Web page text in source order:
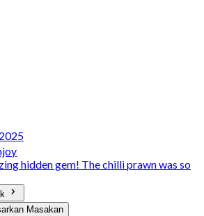
hidden gem! The chilli prawn was so
Masakan